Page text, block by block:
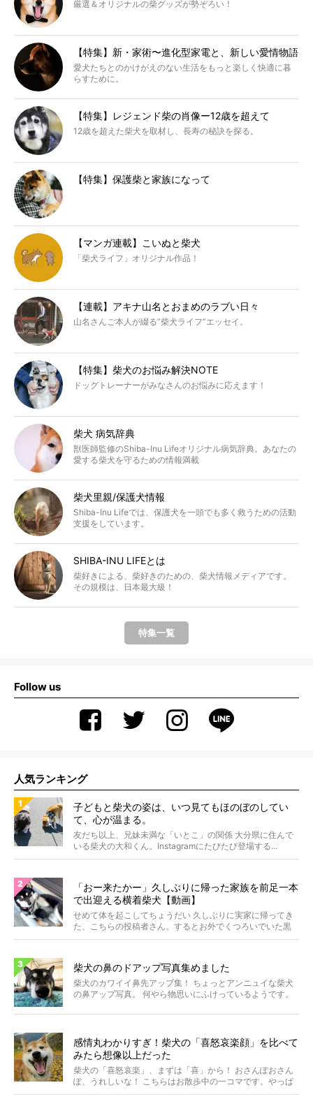
厳選＆オリジナルの柴グッズが勢ぞろい！
【特集】新・家術〜進化型家電と、新しい愛情物語
愛犬たちとのかけがえのない生活をもっと楽しく快適に暮
らすために。
【特集】レジェンド柴の肖像ー12歳を超えて
12歳を超えた柴犬を取材し、長寿の秘訣を探る。
【特集】保護柴と家族になって
【マンガ連載】こいぬと柴犬
「柴犬ライフ」オリジナル作品！
【連載】アキナ山名とおまめのラブい日々
山名さんご本人が綴る“柴犬ライフ”エッセイ。
【特集】柴犬のお悩み解決NOTE
ドッグトレーナーがみなさんのお悩みに応えます！
柴犬 病気辞典
獣医師監修のShiba-Inu Lifeオリジナル病気辞典。あなたの
愛する柴犬を守るための情報満載
柴犬里親/保護犬情報
Shiba-Inu Lifeでは、保護犬を一頭でも多く救うための活動
支援をしています。
SHIBA-INU LIFEとは
柴好きによる、柴好きのための、柴犬情報メディアです。
その規模は、日本最大級！
特集一覧
Follow us
人気ランキング
子どもと柴犬の姿は、いつ見てもほのぼのしてい
て、心が温まる。
友だち以上、兄妹未満な「いとこ」の関係 大分県に住んで
いる柴犬の大和くん。Instagramにたびたび登場する...
「おー来たかー」久しぶりに帰った家族を前足一本
で出迎える横着柴犬【動画】
せめて体を起こしてちょうだい 久しぶりに実家に帰ってき
た、こちらの投稿者さん。するとお外でくつろいでいた黒
柴さ...
柴犬の鼻のドアップ写真集めました
柴犬のカワイイ鼻先アップ集！ ちょっとアンニュイな柴犬
の鼻アップ写真。 何やら物思いにふけっているようです。
感情丸わかりすぎ！柴犬の「喜怒哀楽顔」を比べて
みたら想像以上だった
柴犬の「喜怒哀楽」、まずは「喜」から！ おさんぽおさん
ぽ、うれしいな！ こちらはお散歩中の一コマです。やっぱ
り...